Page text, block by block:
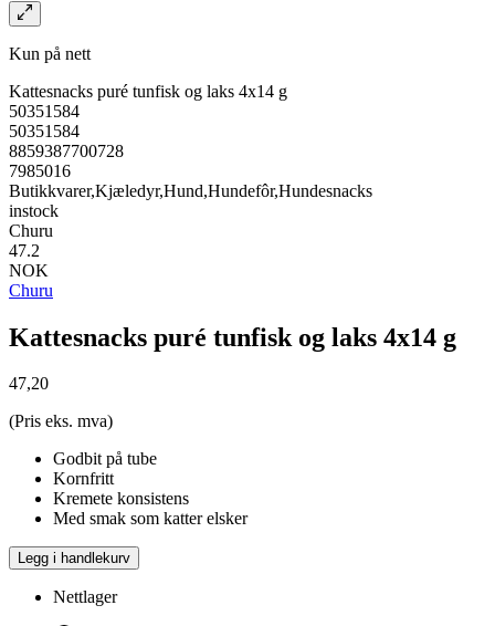
Kun på nett
Kattesnacks puré tunfisk og laks 4x14 g
50351584
50351584
8859387700728
7985016
Butikkvarer,Kjæledyr,Hund,Hundefôr,Hundesnacks
instock
Churu
47.2
NOK
Churu
Kattesnacks puré tunfisk og laks 4x14 g
47,20
(Pris eks. mva)
Godbit på tube
Kornfritt
Kremete konsistens
Med smak som katter elsker
Legg i handlekurv
Nettlager